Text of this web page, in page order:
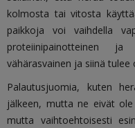
kolmosta tai vitosta
paikkoja voi vaihdella
proteiinipainotteinen
vähärasvainen ja siinä
Palautusjuomia, kuten
jälkeen, mutta ne eivät
mutta vaihtoehtoisesti